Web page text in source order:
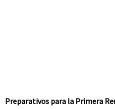
Preparativos para la Primera